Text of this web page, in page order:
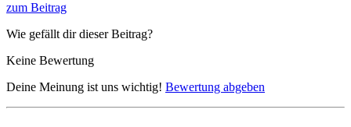
zum Beitrag
Wie gefällt dir dieser Beitrag?
Keine Bewertung
Deine Meinung ist uns wichtig! Bewertung abgeben